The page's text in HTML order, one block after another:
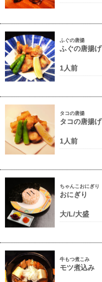
ふぐの唐揚
ふぐの唐揚げ
1人前
タコの唐揚
タコの唐揚げ
1人前
ちゃんこおにぎり
おにぎり
大/L/大盛
牛もつ煮こみ
モツ煮込み